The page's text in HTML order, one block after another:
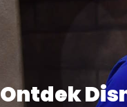
Ontdek